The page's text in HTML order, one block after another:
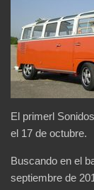
El primerl
el 17 de octubre.
Buscando en el
septiembre de